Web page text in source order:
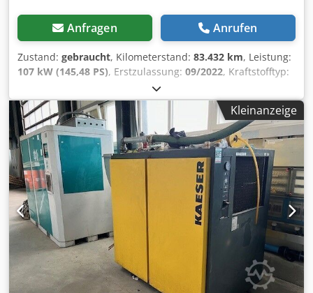
Anfragen Anrufen
Zustand: gebraucht, Kilometerstand: 83.432 km, Leistung:
107 kW (145,48 PS), Erstzulassung: 09/2022, Kraftstofftyp:
3.500 kg
Getriebetyp:mechanisch, Anzahl der Gänge:6,
Emissionsklasse:Euro6 , Ausstattung:
ABS, AdBlue,
Bluetooth, Bordcomputer, Klimaanlage, Rußfilter,
Servolenkung, Tempomat, Zentralverriegelung,
Besonderheiten - ABS - Radio - Airbag - Bordcomputer -
Servolenkung - Tempomat - Fahrersitz mit Armlehne -
Elektrische Fensterheber - Elektrische Wegfahrsperre -
Zentralverriegelung mit Fernbedienung - Rückfahrkamera -
Klima - 4 neue Reifen Aufbau Dsdpfx Afezl Slmoijck
Hubarbeitsbühne France Elevateur 121 FTcc - Arbeitshöhe:
12,00 m - seitliche Reichweite: 7,00 m - Korbtragfähigkeit:
120 kg / 1 Person - Drehbereich des Oberwagens: 400° -
Maximal zulässige Einsatzneigung: 5 % - Maximal zulässige
Kleinanzeige